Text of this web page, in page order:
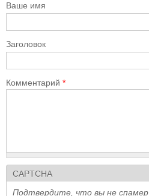
Ваше имя
Заголовок
Комментарий *
CAPTCHA
Подтвердите, что вы не